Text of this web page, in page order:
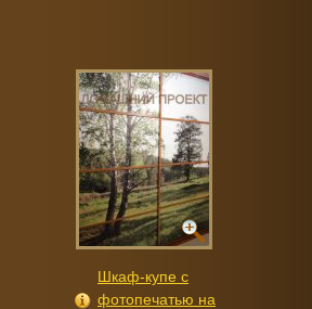
Шкаф-купе с
фотопечатью на